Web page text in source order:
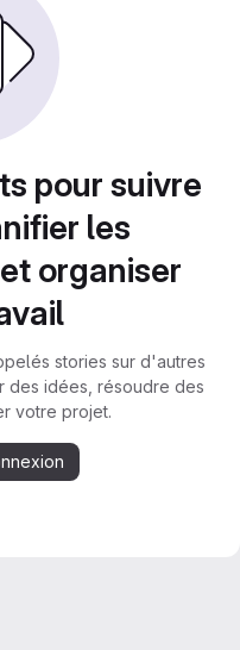
pour suivre
les
organiser
stories sur d'autres
des idées, résoudre des
votre projet.